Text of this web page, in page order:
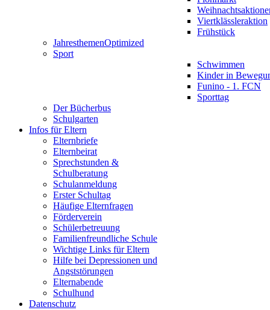
Viertklässleraktion
Frühstück
JahresthemenOptimized
Sport
Schwimmen
Kinder in
Funino - 1. FCN
Sporttag
Der Bücherbus
Schulgarten
Infos für Eltern
Elternbriefe
Elternbeirat
Sprechstunden &
Schulberatung
Schulanmeldung
Erster Schultag
Häufige Elternfragen
Förderverein
Schülerbetreuung
Familienfreundliche Schule
Wichtige Links für Eltern
Hilfe bei Depressionen und
Angststörungen
Elternabende
Schulhund
Datenschutz